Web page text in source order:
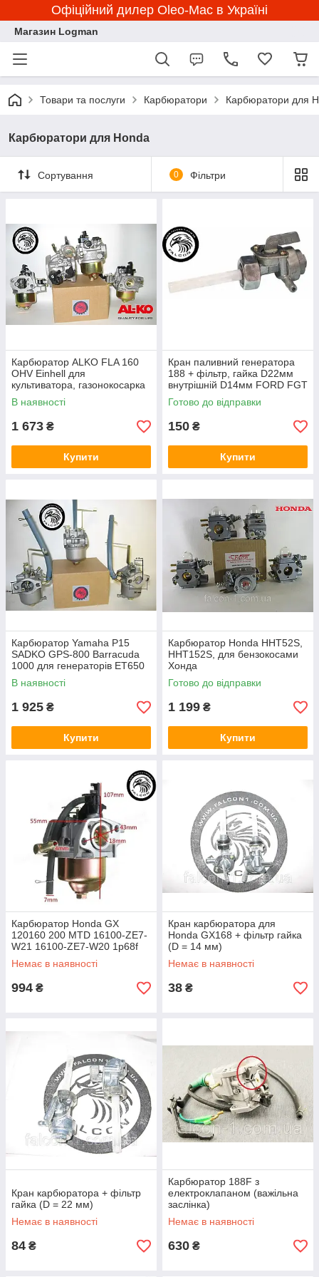
Офіційний дилер Oleo-Mac в Україні
Магазин Logman
Товари та послуги Карбюратори Карбюратори для
Карбюратори для Honda
Сортування 0 Фільтри
Карбюратор ALKO FLA 160
OHV Einhell для
культиватора, газонокосарка
Енхель, Алко
В наявності
1 673 ₴
Купити
Кран паливний генератора
188 + фільтр, гайка D22мм
внутрішній D14мм FORD FGT
9250
Готово до відправки
150 ₴
Купити
Карбюратор Yamaha P15
SADKO GPS-800 Barracuda
1000 для генераторів ET650
ET950 TG950 LT950, 1E45F
В наявності
1 925 ₴
Купити
Карбюратор Honda HHT52S,
HHT152S, для бензокосами
Хонда
Готово до відправки
1 199 ₴
Купити
Карбюратор Honda GX
120160 200 MTD 16100-ZE7-
W21 16100-ZE7-W20 1р68f
1P68 P16 для МТД
Немає в наявності
994 ₴
Кран карбюратора для
Honda GX168 + фільтр гайка
(D = 14 мм)
Немає в наявності
38 ₴
Кран карбюратора + фільтр
гайка (D = 22 мм)
Немає в наявності
84 ₴
Карбюратор 188F з
електроклапаном (важільна
заслінка)
Немає в наявності
630 ₴